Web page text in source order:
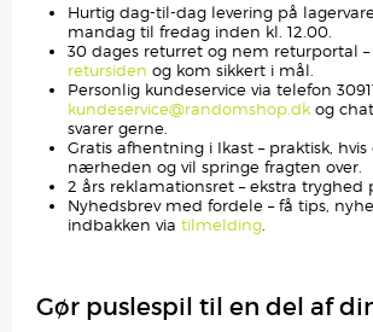
Hurtig dag-til-dag levering på
mandag til fredag inden kl. 12.00.
30 dages returret og nem returportal
retursiden og kom sikkert i mål.
Personlig kundeservice via telefon
kundeservice@randomshop.dk og
svarer gerne.
Gratis afhentning i Ikast – praktisk, hvis
nærheden og vil springe fragten over.
2 års reklamationsret – ekstra tryghed
Nyhedsbrev med fordele – få tips,
indbakken via tilmelding
Gør puslespil til en del af